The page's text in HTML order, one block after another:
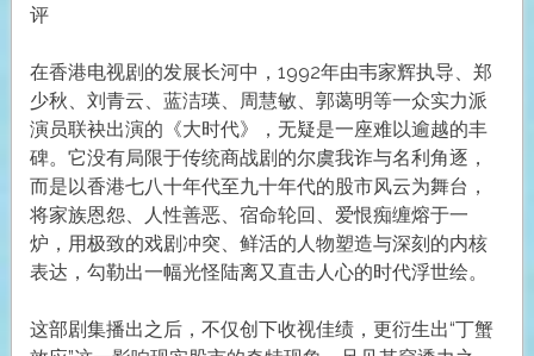
评
在香港电视剧的发展长河中，1992年由韦家辉执导、郑
少秋、刘青云、蓝洁瑛、周慧敏、郭蔼明等一众实力派
演员联袂出演的《大时代》，无疑是一座难以逾越的丰
碑。它没有局限于传统商战剧的尔虞我诈与名利角逐，
而是以香港七八十年代至九十年代的股市风云为舞台，
将家族恩怨、人性善恶、宿命轮回、爱恨痴缠熔于一
炉，用极致的戏剧冲突、鲜活的人物塑造与深刻的内核
表达，勾勒出一幅光怪陆离又直击人心的时代浮世绘。
这部剧集播出之后，不仅创下收视佳绩，更衍生出“丁蟹